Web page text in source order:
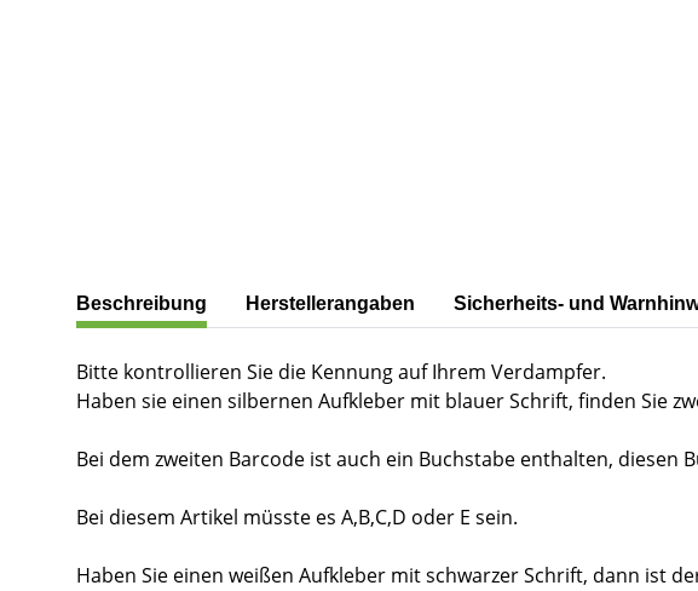
weitere Registerkarten anzeigen
Beschreibung Herstellerangaben Sicherheits- und
Bitte kontrollieren Sie die Kennung auf Ihrem Verdampfer.
Haben sie einen silbernen Aufkleber mit blauer Schrift, finden Sie
Bei dem zweiten Barcode ist auch ein Buchstabe enthalten, diesen
Bei diesem Artikel müsste es A,B,C,D oder E sein.
Haben Sie einen weißen Aufkleber mit schwarzer Schrift, dann ist